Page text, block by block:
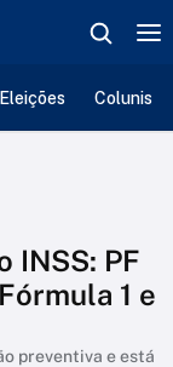
Eleições
INSS: PF
1 e
preventiva e está